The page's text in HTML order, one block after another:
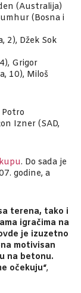
(Australija)
(Bosna i
2), Džek Sok
Grigor
10), Miloš
Izner (SAD,
. Do sada je
godine, a
terena, tako i
igračima na
je izuzetno
motivisan
na betonu.
očekuju“,